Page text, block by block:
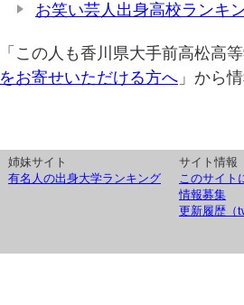
お笑い芸人出身高校ランキ
「この人も香川県大手前高松高
をお寄せいただける方へ 」から
姉妹サイト
有名人の出身大学ランキング
サイト情報
このサイト
情報募集
更新履歴（